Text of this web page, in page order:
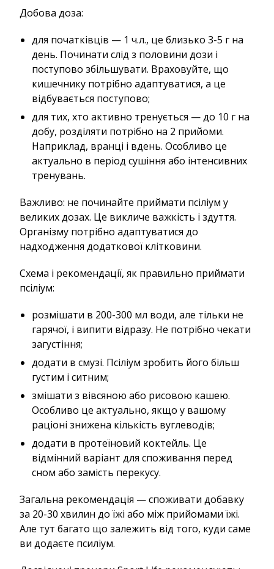
Добова доза:
для початківців — 1 ч.л., це близько 3-5 г на
день. Починати слід з половини дози і
поступово збільшувати. Враховуйте, що
кишечнику потрібно адаптуватися, а це
відбувається поступово;
для тих, хто активно тренується — до 10 г на
добу, розділяти потрібно на 2 прийоми.
Наприклад, вранці і вдень. Особливо це
актуально в період сушіння або інтенсивних
тренувань.
Важливо: не починайте приймати псіліум у
великих дозах. Це викличе важкість і здуття.
Організму потрібно адаптуватися до
надходження додаткової клітковини.
Схема і рекомендації, як правильно приймати
псіліум:
розмішати в 200-300 мл води, але тільки не
гарячої, і випити відразу. Не потрібно чекати
загустіння;
додати в смузі. Псіліум зробить його більш
густим і ситним;
змішати з вівсяною або рисовою кашею.
Особливо це актуально, якщо у вашому
раціоні знижена кількість вуглеводів;
додати в протеїновий коктейль. Це
відмінний варіант для споживання перед
сном або замість перекусу.
Загальна рекомендація — споживати добавку
за 20-30 хвилин до їжі або між прийомами їжі.
Але тут багато що залежить від того, куди саме
ви додаєте псиліум.